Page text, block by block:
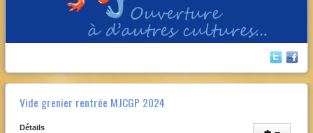
Vide grenier rentrée MJCGP 2024
Détails